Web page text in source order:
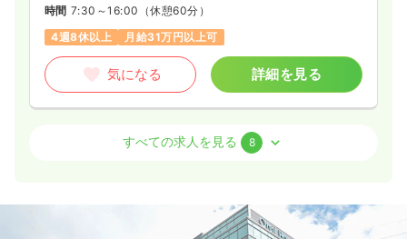
時間 7:30～16:00 （休憩60分）
4週8休以上
月給31万円以上可
気になる 詳細を見る
（休憩60分）
すべての求人を見る 8